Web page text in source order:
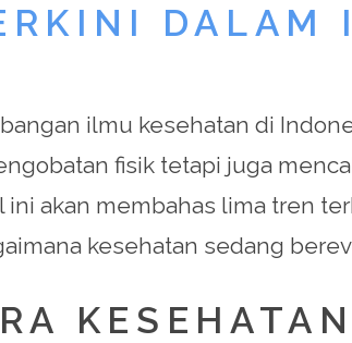
DALAM
ilmu kesehatan di
fisik tetapi juga
akan membahas lima tren
kesehatan sedang